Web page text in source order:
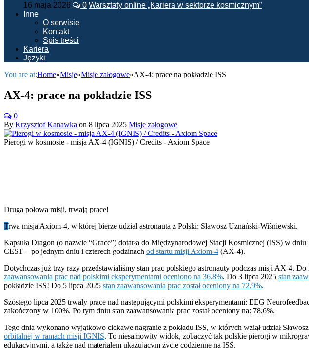
16 maja 2026 0 Warsztaty online „Kariera w sektorze kosmicznym”
Inne
O serwisie
Kontakt
Spis treści
Kariera
Języki
You are at:Home»Misje»Misje załogowe»AX-4: prace na pokładzie ISS
AX-4: prace na pokładzie ISS
0
By Krzysztof Kanawka on 8 lipca 2025 Misje załogowe
Pierogi w kosmosie - misja AX-4 (IGNIS) / Credits - Axiom Space
Druga połowa misji, trwają prace!
Trwa misja Axiom-4, w której bierze udział astronauta z Polski: Sławosz Uznański-Wiśniewski.
Kapsuła Dragon (o nazwie “Grace”) dotarła do Międzynarodowej Stacji Kosmicznej (ISS) w dniu
CEST – po jednym dniu i czterech godzinach od startu misji Axiom-4 (AX-4).
Dotychczas już trzy razy przedstawialiśmy stan prac polskiego astronauty podczas misji AX-4. Do
zaawansowania prac nad polskimi eksperymentami oceniono na 36,8%. Do 3 lipca 2025 stan
pokładzie ISS! Do 5 lipca 2025 stan zaawansowania prac został oceniony na 72,9%.
Szóstego lipca 2025 trwały prace nad następującymi polskimi eksperymentami: EEG
zakończony w 100%. Po tym dniu stan zaawansowania prac został oceniony na: 78,6%.
Tego dnia wykonano wyjątkowo ciekawe nagranie z pokładu ISS, w których wziął udział
orbitalnej w ramach misji IGNIS. To niesamowity widok, zobaczyć tak polskie pierogi w
edukacyjnymi, a także nad materiałem ukazującym życie codzienne na ISS.